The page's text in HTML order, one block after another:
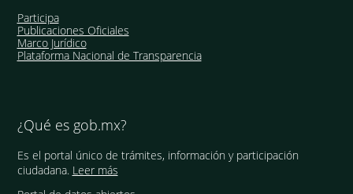
Participa
Publicaciones Oficiales
Marco Jurídico
Plataforma Nacional de Transparencia
¿Qué es gob.mx?
Es el portal único de trámites, información y participación
ciudadana. Leer más